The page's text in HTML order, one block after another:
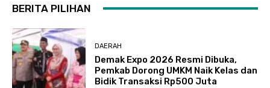
BERITA PILIHAN
DAERAH
Demak Expo 2026 Resmi Dibuka,
Pemkab Dorong UMKM Naik Kelas dan
Bidik Transaksi Rp500 Juta